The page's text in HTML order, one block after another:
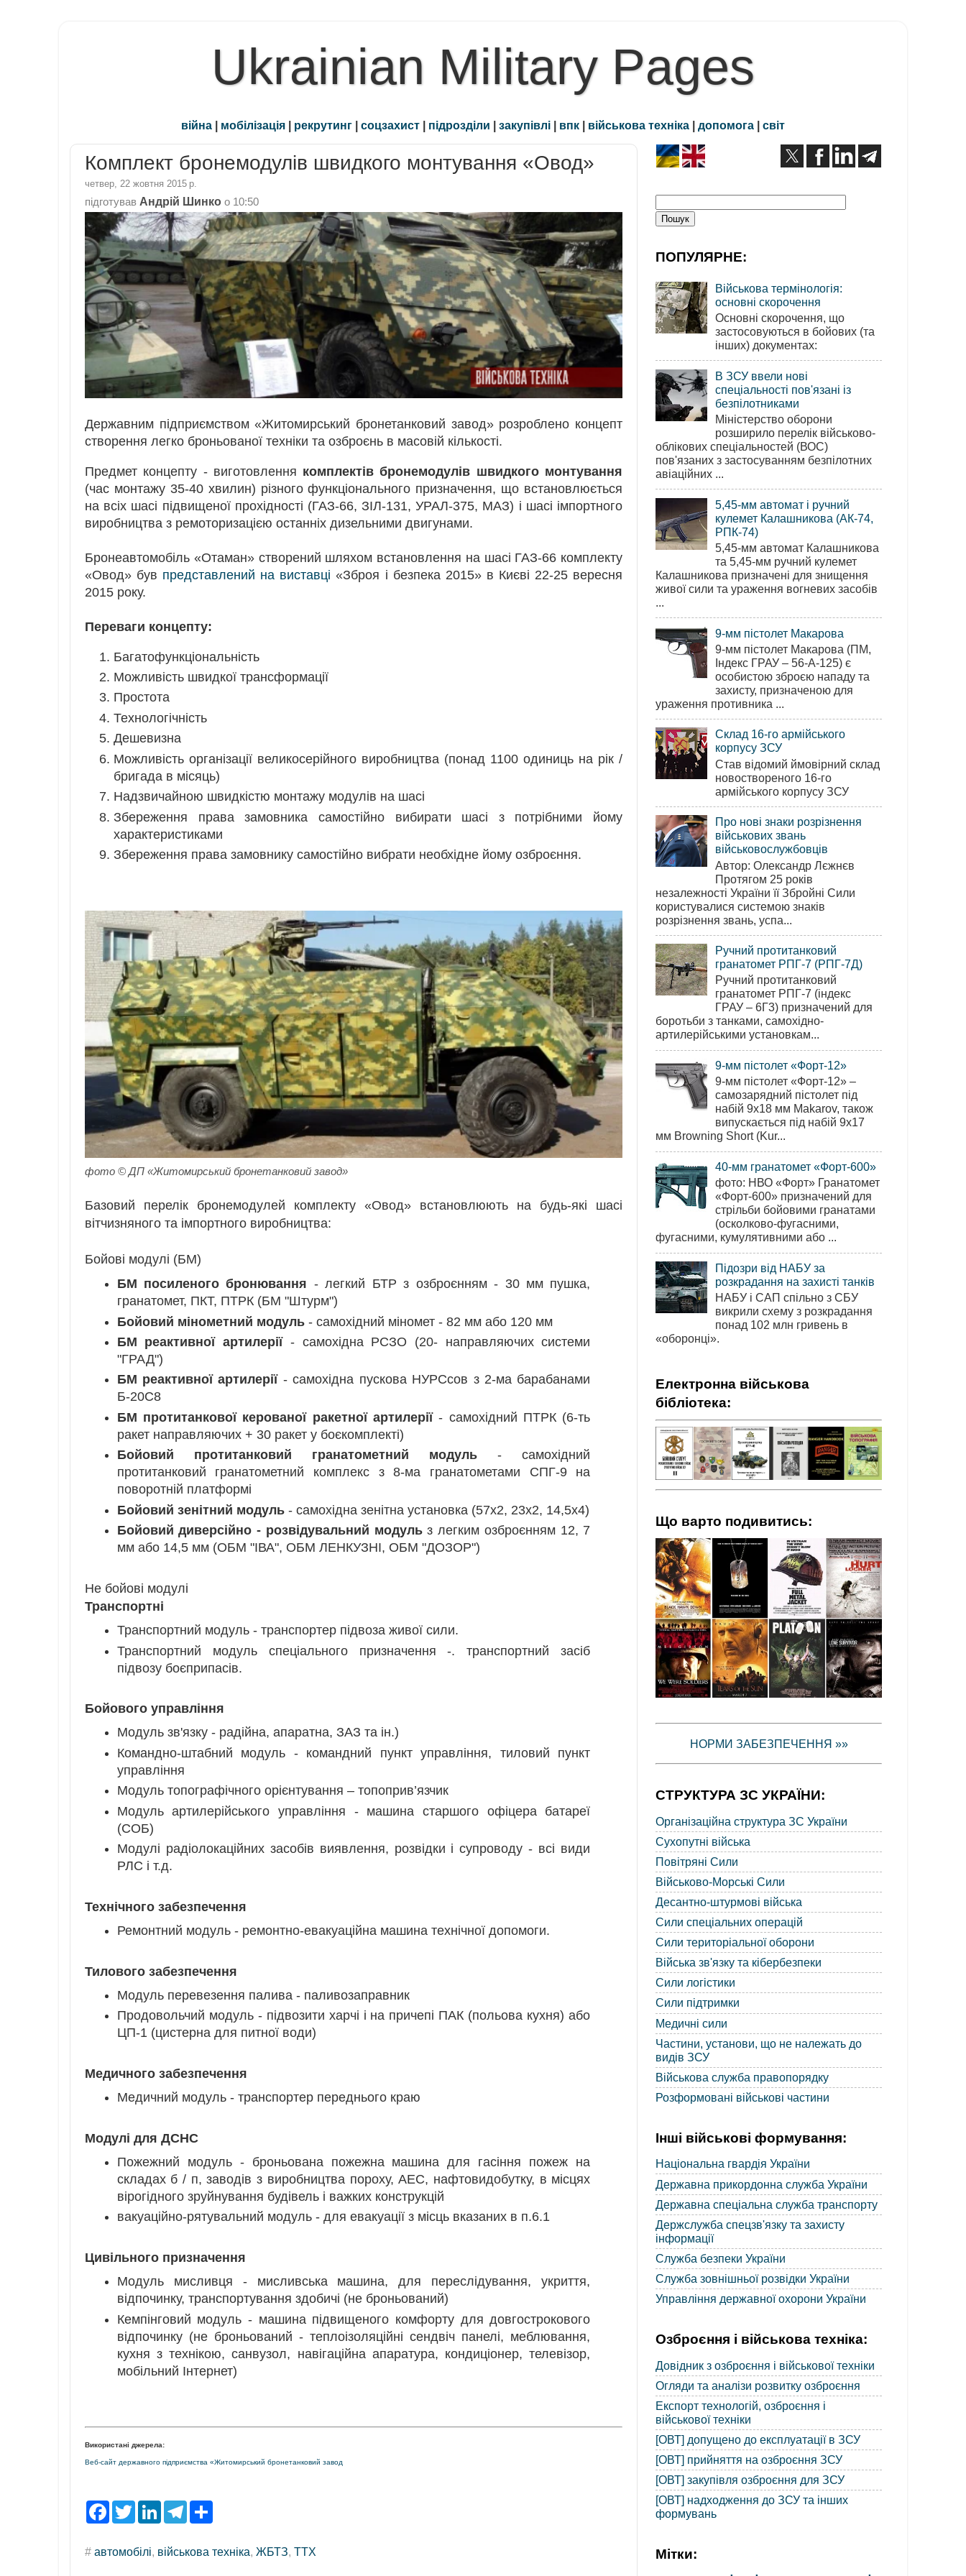
Ukrainian Military Pages
війна | мобілізація | рекрутинг | соцзахист | підрозділи | закупівлі | впк | військова техніка | допомога | світ
Комплект бронемодулів швидкого монтування «Овод»
четвер, 22 жовтня 2015 р.
підготував Андрій Шинко о 10:50
Державним підприємством «Житомирський бронетанковий завод» розроблено концепт
створення легко броньованої техніки та озброєнь в масовій кількості.
Предмет концепту - виготовлення комплектів бронемодулів швидкого монтування
(час монтажу 35-40 хвилин) різного функціонального призначення, що встановлюється
на всіх шасі підвищеної прохідності (ГАЗ-66, ЗІЛ-131, УРАЛ-375, МАЗ) і шасі імпортного
виробництва з ремоторизацією останніх дизельними двигунами.
Бронеавтомобіль «Отаман» створений шляхом встановлення на шасі ГАЗ-66 комплекту
«Овод» був представлений на виставці «Зброя і безпека 2015» в Києві 22-25 вересня
2015 року.
Переваги концепту:
Багатофункціональність
Можливість швидкої трансформації
Простота
Технологічність
Дешевизна
Можливість організації великосерійного виробництва (понад 1100 одиниць на рік /
бригада в місяць)
Надзвичайною швидкістю монтажу модулів на шасі
Збереження права замовника самостійно вибирати шасі з потрібними йому
характеристиками
Збереження права замовнику самостійно вибрати необхідне йому озброєння.
фото © ДП «Житомирський бронетанковий завод»
Базовий перелік бронемодулей комплекту «Овод» встановлюють на будь-які шасі
вітчизняного та імпортного виробництва:
Бойові модулі (БМ)
БМ посиленого бронювання - легкий БТР з озброєнням - 30 мм пушка,
гранатомет, ПКТ, ПТРК (БМ "Штурм")
Бойовий мінометний модуль- самохідний міномет - 82 мм або 120 мм
БМ реактивної артилерії- самохідна РСЗО (20- направляючих системи
"ГРАД")
БМ реактивної артилерії- самохідна пускова НУРСсов з 2-ма барабанами
Б-20С8
БМ протитанкової керованої ракетної артилерії- самохідний ПТРК (6-ть
ракет направляючих + 30 ракет у боєкомплекті)
Бойовий протитанковий гранатометний модуль - самохідний
протитанковий гранатометний комплекс з 8-ма гранатометами СПГ-9 на
поворотній платформі
Бойовий зенітний модуль- самохідна зенітна установка (57х2, 23х2, 14,5х4)
Бойовий диверсійно - розвідувальний модульз легким озброєнням 12, 7
мм або 14,5 мм (ОБМ "ІВА", ОБМ ЛЕНКУЗНІ, ОБМ "ДОЗОР")
Не бойові модулі
Транспортні
Транспортний модуль - транспортер підвоза живої сили.
Транспортний модуль спеціального призначення -. транспортний засіб
підвозу боєприпасів.
Бойового управління
Модуль зв'язку - радійна, апаратна, ЗАЗ та ін.)
Командно-штабний модуль - командний пункт управління, тиловий пункт
управління
Модуль топографічного орієнтування – топоприв’язчик
Модуль артилерійського управління - машина старшого офіцера батареї
(СОБ)
Модулі радіолокаційних засобів виявлення, розвідки і супроводу - всі види
РЛС і т.д.
Технічного забезпечення
Ремонтний модуль - ремонтно-евакуаційна машина технічної допомоги.
Тилового забезпечення
Модуль перевезення палива - паливозаправник
Продовольчий модуль - підвозити харчі і на причепі ПАК (польова кухня) або
ЦП-1 (цистерна для питної води)
Медичного забезпечення
Медичний модуль - транспортер переднього краю
Модулі для ДСНС
Пожежний модуль - броньована пожежна машина для гасіння пожеж на
складах б / п, заводів з виробництва пороху, АЕС, нафтовидобутку, в місцях
вірогідного зруйнування будівель і важких конструкцій
вакуаційно-рятувальний модуль - для евакуації з місць вказаних в п.6.1
Цивільного призначення
Модуль мисливця - мисливська машина, для переслідування, укриття,
відпочинку, транспортування здобичі (не броньований)
Кемпінговий модуль - машина підвищеного комфорту для довгострокового
відпочинку (не броньований - теплоізоляційні сендвіч панелі, меблювання,
кухня з технікою, санвузол, навігаційна апаратура, кондиціонер, телевізор,
мобільний Інтернет)
Використані джерела:
Веб-сайт державного підприємства «Житомирський бронетанковий завод
F
a
b
T
w
t
L
e
T
g
e
# автомобілі, військова техніка, ЖБТЗ, ТТХ
ПОПУЛЯРНЕ:
Військова термінологія:
основні скорочення
Основні скорочення, що
застосовуються в бойових (та
інших) документах:
В ЗСУ ввели нові
спеціальності пов'язані із
безпілотниками
Міністерство оборони
розширило перелік військово-
облікових спеціальностей (ВОС)
пов'язаних з застосуванням безпілотних
авіаційних ...
5,45-мм автомат і ручний
кулемет Калашникова (АК-74,
РПК-74)
5,45-мм автомат Калашникова
та 5,45-мм ручний кулемет
Калашникова призначені для знищення
живої сили та ураження вогневих засобів
...
9-мм пістолет Макарова
9-мм пістолет Макарова (ПМ,
Індекс ГРАУ – 56-А-125) є
особистою зброєю нападу та
захисту, призначеною для
ураження противника ...
Склад 16-го армійського
корпусу ЗСУ
Став відомий ймовірний склад
новоствореного 16-го
армійського корпусу ЗСУ
Про нові знаки розрізнення
військових звань
військовослужбовців
Автор: Олександр Лєжнєв
Протягом 25 років
незалежності України її Збройні Сили
користувалися системою знаків
розрізнення звань, успа...
Ручний протитанковий
гранатомет РПГ-7 (РПГ-7Д)
Ручний протитанковий
гранатомет РПГ-7 (індекс
ГРАУ – 6Г3) призначений для
боротьби з танками, самохідно-
артилерійськими установкам...
9-мм пістолет «Форт-12»
9-мм пістолет «Форт-12» –
самозарядний пістолет під
набій 9х18 мм Makarov, також
випускається під набій 9х17
мм Browning Short (Kur...
40-мм гранатомет «Форт-600»
фото: НВО «Форт» Гранатомет
«Форт-600» призначений для
стрільби бойовими гранатами
(осколково-фугасними,
фугасними, кумулятивними або ...
Підозри від НАБУ за
розкрадання на захисті танків
НАБУ і САП спільно з СБУ
викрили схему з розкрадання
понад 102 млн гривень в
«оборонці».
Електронна військова
бібліотека:
Що варто подивитись:
НОРМИ ЗАБЕЗПЕЧЕННЯ »»
СТРУКТУРА ЗС УКРАЇНИ:
Організаційна структура ЗС України
Сухопутні війська
Повітряні Сили
Військово-Морські Сили
Десантно-штурмові війська
Сили спеціальних операцій
Сили територіальної оборони
Війська зв'язку та кібербезпеки
Сили логістики
Сили підтримки
Медичні сили
Частини, установи, що не належать до
видів ЗСУ
Військова служба правопорядку
Розформовані військові частини
Інші військові формування:
Національна гвардія України
Державна прикордонна служба України
Державна спеціальна служба транспорту
Держслужба спецзв'язку та захисту
інформації
Служба безпеки України
Служба зовнішньої розвідки України
Управління державної охорони України
Озброєння і військова техніка:
Довідник з озброєння і військової техніки
Огляди та аналізи розвитку озброєння
Експорт технологій, озброєння і
військової техніки
[ОВТ] допущено до експлуатації в ЗСУ
[ОВТ] прийняття на озброєння ЗСУ
[ОВТ] закупівля озброєння для ЗСУ
[ОВТ] надходження до ЗСУ та інших
формувань
Мітки: